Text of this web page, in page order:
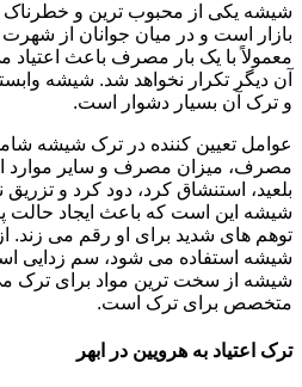
شیشه یکی از محبوب ترین و خطرناک
بازار است و در میان جوانان از
معمولاً با یک بار مصرف باعث
آن دیگر تکرار نخواهد شد. شیشه
و ترک آن بسیار دشوار است.
عوامل تعیین کننده در ترک شیشه
مصرف، میزان مصرف و سایر موارد
بلعید، استنشاق کرد، دود کرد و
شیشه این است که باعث ایجاد حالت
توهم های شدید برای او رقم می زند.
شیشه استفاده می شود، سم زدایی
شیشه از سخت ترین مواد برای ترک می
متخصص برای ترک است.
ترک اعتیاد به هرویین در ابهر